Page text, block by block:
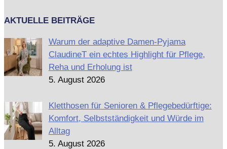
AKTUELLE BEITRÄGE
Warum der adaptive Damen-Pyjama
ClaudineT ein echtes Highlight für Pflege,
Reha und Erholung ist
5. August 2026
Kletthosen für Senioren & Pflegebedürftige:
Komfort, Selbstständigkeit und Würde im
Alltag
5. August 2026